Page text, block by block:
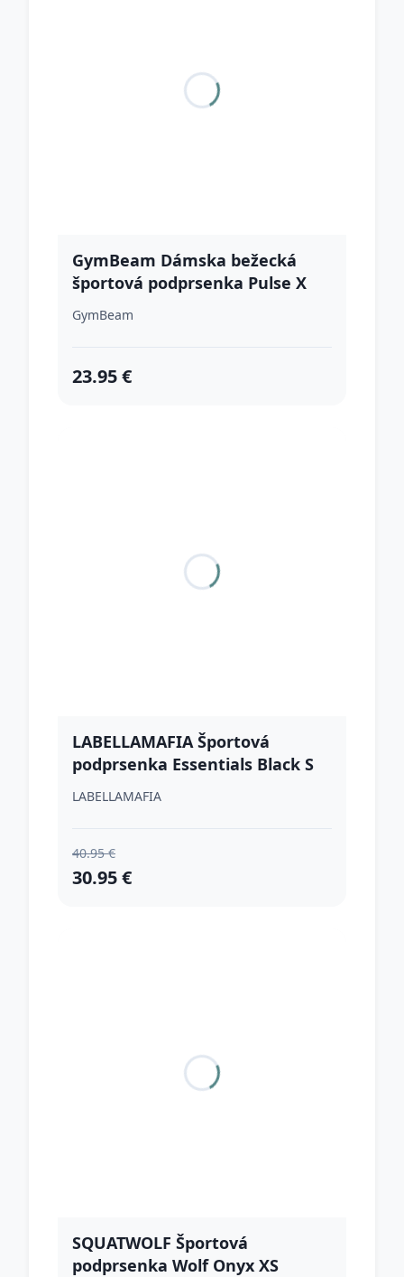
GymBeam Dámska bežecká
športová podprsenka Pulse X
Black XS
GymBeam
23.95 €
LABELLAMAFIA Športová
podprsenka Essentials Black S
LABELLAMAFIA
40.95 €
30.95 €
SQUATWOLF Športová
podprsenka Wolf Onyx XS